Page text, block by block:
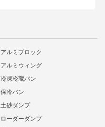
アルミブロック
アルミウィング
冷凍冷蔵バン
保冷バン
土砂ダンプ
ローダーダンプ